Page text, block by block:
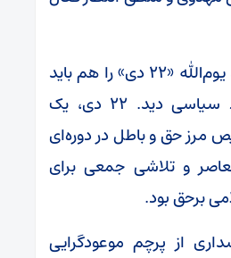
از همین منظر، یوم‌الله «۲۲ دی» را هم باید
فراتر از یک رویداد سیاسی دید. ۲۲ دی، یک
مرز حق و باطل در دوره‌ای
و تلاشی جمعی برای
برحق بود.
از پرچم موعودگرایی